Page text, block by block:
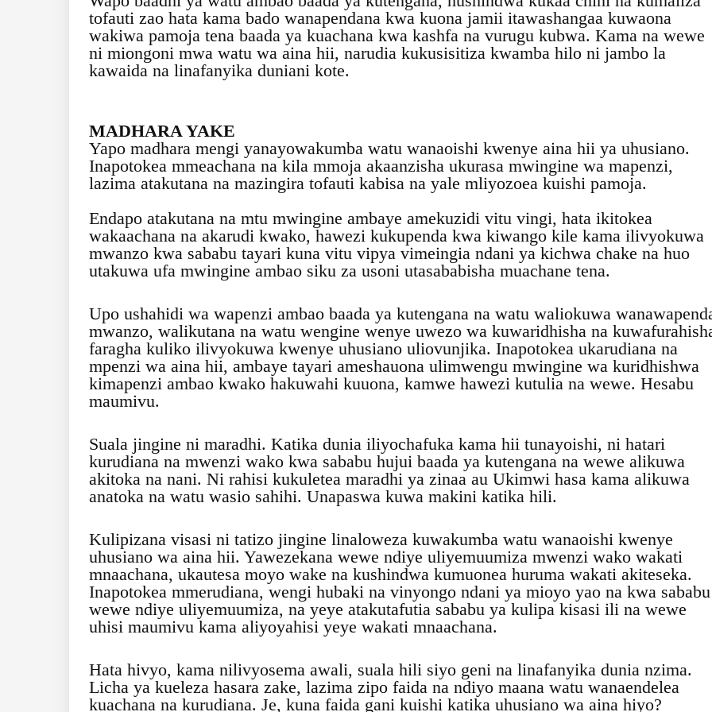
tofauti zao hata kama bado wanapendana kwa kuona jamii itawashangaa kuwaona
wakiwa pamoja tena baada ya kuachana kwa kashfa na vurugu kubwa. Kama na wewe
ni miongoni mwa watu wa aina hii, narudia kukusisitiza kwamba hilo ni jambo la
kawaida na linafanyika duniani kote.
MADHARA YAKE
Yapo madhara mengi yanayowakumba watu wanaoishi kwenye aina hii ya uhusiano.
Inapotokea mmeachana na kila mmoja akaanzisha ukurasa mwingine wa mapenzi,
lazima atakutana na mazingira tofauti kabisa na yale mliyozoea kuishi pamoja.
Endapo atakutana na mtu mwingine ambaye amekuzidi vitu vingi, hata ikitokea
wakaachana na akarudi kwako, hawezi kukupenda kwa kiwango kile kama ilivyokuwa
mwanzo kwa sababu tayari kuna vitu vipya vimeingia ndani ya kichwa chake na huo
utakuwa ufa mwingine ambao siku za usoni utasababisha muachane tena.
Upo ushahidi wa wapenzi ambao baada ya kutengana na watu waliokuwa
mwanzo, walikutana na watu wengine wenye uwezo wa kuwaridhisha na
faragha kuliko ilivyokuwa kwenye uhusiano uliovunjika. Inapotokea ukarudiana na
mpenzi wa aina hii, ambaye tayari ameshauona ulimwengu mwingine wa kuridhishwa
kimapenzi ambao kwako hakuwahi kuuona, kamwe hawezi kutulia na wewe. Hesabu
maumivu.
Suala jingine ni maradhi. Katika dunia iliyochafuka kama hii tunayoishi, ni hatari
kurudiana na mwenzi wako kwa sababu hujui baada ya kutengana na wewe alikuwa
akitoka na nani. Ni rahisi kukuletea maradhi ya zinaa au Ukimwi hasa kama alikuwa
anatoka na watu wasio sahihi. Unapaswa kuwa makini katika hili.
Kulipizana visasi ni tatizo jingine linaloweza kuwakumba watu wanaoishi kwenye
uhusiano wa aina hii. Yawezekana wewe ndiye uliyemuumiza mwenzi wako wakati
mnaachana, ukautesa moyo wake na kushindwa kumuonea huruma wakati akiteseka.
Inapotokea mmerudiana, wengi hubaki na vinyongo ndani ya mioyo yao na kwa sababu
wewe ndiye uliyemuumiza, na yeye atakutafutia sababu ya kulipa kisasi ili na wewe
uhisi maumivu kama aliyoyahisi yeye wakati mnaachana.
Hata hivyo, kama nilivyosema awali, suala hili siyo geni na linafanyika dunia nzima.
Licha ya kueleza hasara zake, lazima zipo faida na ndiyo maana watu wanaendelea
kuachana na kurudiana. Je, kuna faida gani kuishi katika uhusiano wa aina hiyo?